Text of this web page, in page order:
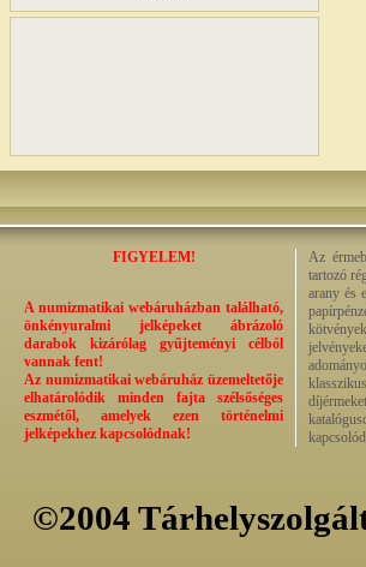
FIGYELEM!
A numizmatikai webáruházban található,
önkényuralmi jelképeket ábrázoló
darabok kizárólag gyűjteményi célból
vannak fent!
Az numizmatikai webáruház üzemeltetője
elhatárolódik minden fajta szélsőséges
eszmétől, amelyek ezen történelmi
jelképekhez kapcsolódnak!
Az
tartozó
arany és
©2004